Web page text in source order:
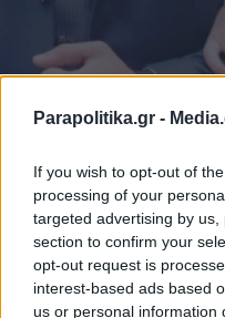
Parapolitika.gr -
If you wish to opt-out of
processing of your
targeted advertising by
section to confirm your
opt-out request is
interest-based ads based
us or personal information
ΕΛΛΑΔΑ 22.10.2024
PARAPOLITIKA
Υπόθεση Κορωπί: